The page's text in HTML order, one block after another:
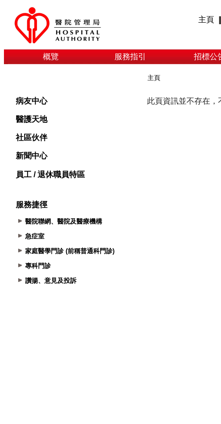
主頁
概覽 服務指引 招標公
病友中心
醫護天地
社區伙伴
新聞中心
員工 / 退休職員特區
服務捷徑
醫院聯網、醫院及醫療機構
急症室
家庭醫學門診 (前稱普通科門診)
專科門診
讚揚、意見及投訴
主頁